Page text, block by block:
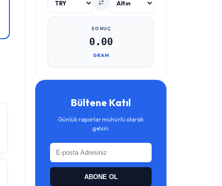
SONUÇ
0.00
GRAM
Bültene Katıl
Günlük raporlar mühürlü olarak
gelsin.
ABONE OL